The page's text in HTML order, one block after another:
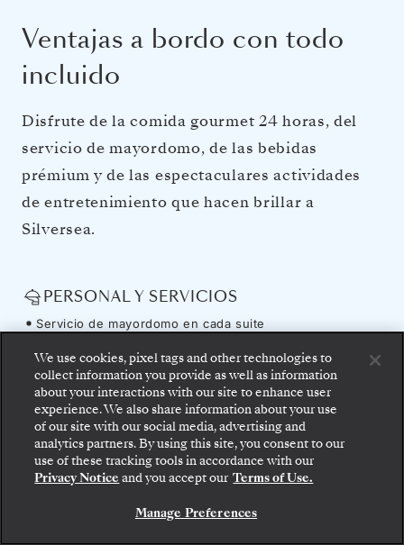
Ventajas a bordo con todo
incluido
Disfrute de la comida gourmet 24 horas, del
servicio de mayordomo, de las bebidas
prémium y de las espectaculares actividades
de entretenimiento que hacen brillar a
Silversea.
PERSONAL Y SERVICIOS
Servicio de mayordomo en cada suite
Servicio de comidas las 24 horas
Transporte gratuito al centro de la ciudad cuando lo
requiera el destino
Tasas y gastos portuarios
OCIO A BORDO
Variedad de restaurants, estilos diversos, mesas sin
asientos asignados
de la bodega de Silversea
We use cookies, pixel tags and other technologies to
collect information you provide as well as information
about your interactions with our site to enhance user
experience. We also share information about your use
of our site with our social media, advertising and
analytics partners. By using this site, you consent to our
use of these tracking tools in accordance with our
Privacy Notice and you accept our Terms of Use.
Manage Preferences